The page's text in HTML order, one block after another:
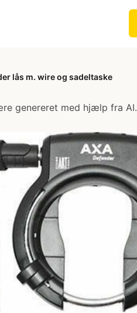
lås m. wire og sadeltaske
genereret med hjælp fra AI.